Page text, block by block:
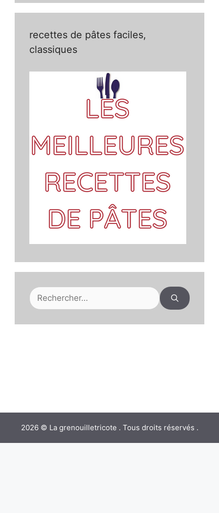
recettes de pâtes faciles,
classiques
Rechercher :
2026 © La grenouilletricote . Tous droits réservés .